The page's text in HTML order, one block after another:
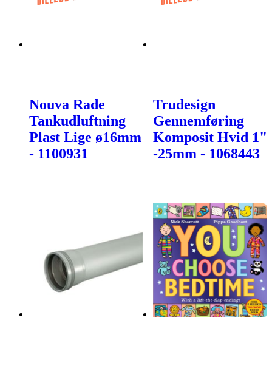
Nouva Rade
Tankudluftning
Plast Lige ø16mm
- 1100931
Trudesign
Gennemføring
Komposit Hvid 1"
-25mm - 1068443